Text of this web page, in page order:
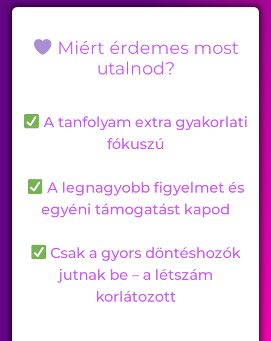
Miért érdemes most
utalnod?
A tanfolyam extra gyakorlati
fókuszú
A legnagyobb figyelmet és
egyéni támogatást kapod
Csak a gyors döntéshozók
jutnak be – a létszám
korlátozott